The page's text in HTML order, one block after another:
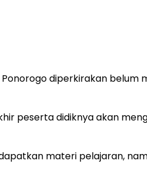
diperkirakan belum
peserta didiknya akan
materi pelajaran,